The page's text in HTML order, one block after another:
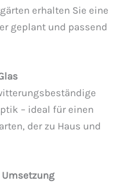
erhalten Sie eine
geplant und passend
– ideal für einen
der zu Haus und
Umsetzung